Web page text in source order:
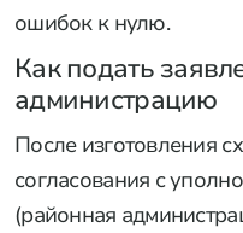
ошибок к нулю.
Как подать
администрацию
После изготовления
согласования с
(районная